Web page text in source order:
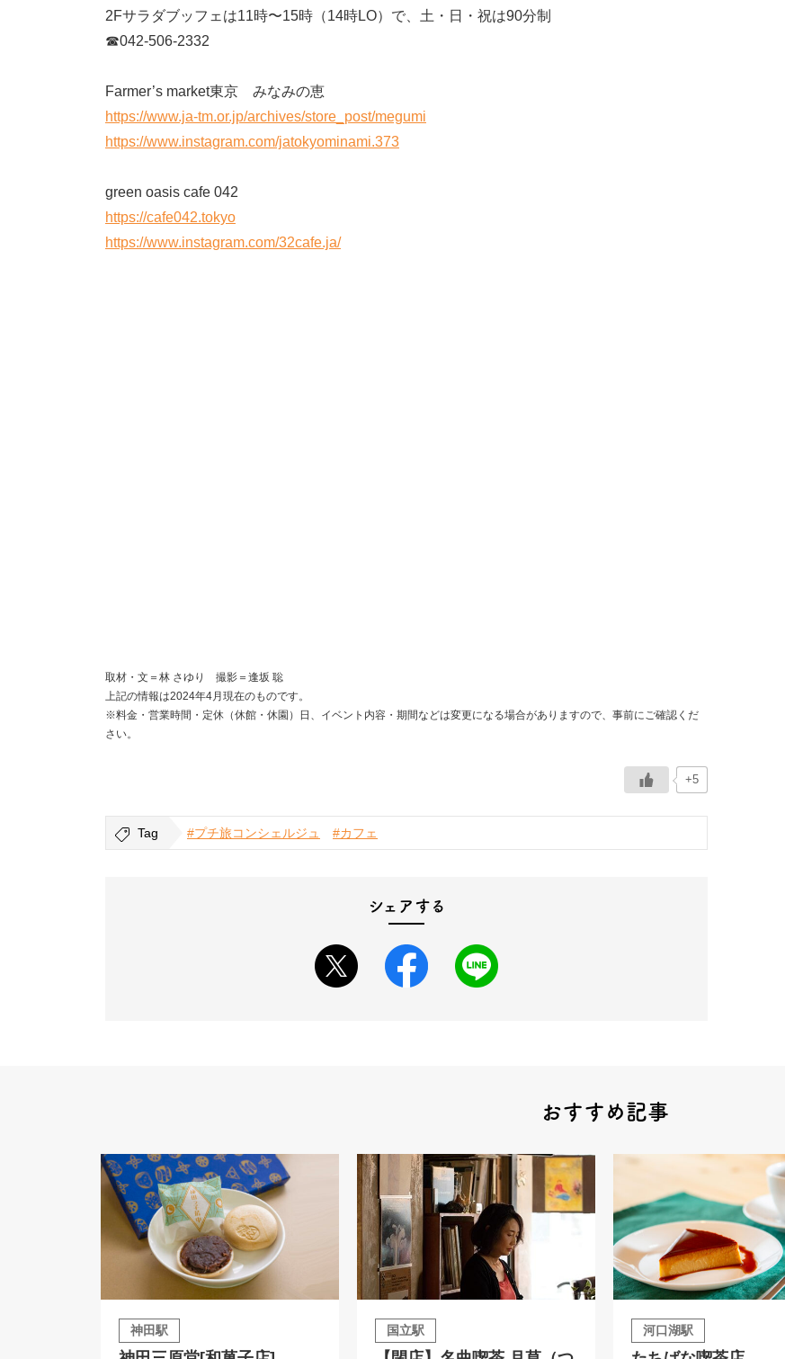
2Fサラダブッフェは11時〜15時（14時LO）で、土・日・祝は90分制
☎042-506-2332
Farmer’s market東京 みなみの恵
https://www.ja-tm.or.jp/archives/store_post/megumi
https://www.instagram.com/jatokyominami.373
green oasis cafe 042
https://cafe042.tokyo
https://www.instagram.com/32cafe.ja/
取材・文＝林 さゆり 撮影＝逢坂 聡
上記の情報は2024年4月現在のものです。
※料金・営業時間・定休（休館・休園）日、イベント内容・期間などは変更になる場合がありますので、事前にご確認くだ
さい。
+5
Tag #プチ旅コンシェルジュ #カフェ
シェアする
おすすめ記事
神田駅 国立駅 河口湖駅